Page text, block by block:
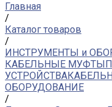
Главная
/
Каталог товаров
/
ИНСТРУМЕНТЫ и
КАБЕЛЬНЫЕ МУФТЫ
УСТРОЙСТВА
ОБОРУДОВАНИЕ
/